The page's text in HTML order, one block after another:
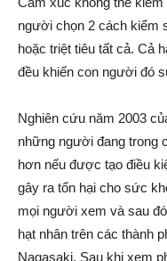
người chọn 2 cách kiểm
hoặc triệt tiêu tất cả. Cả
đều khiến con người đó
Nghiên cứu năm 2003
những người đang trong
hơn nếu được tạo điều
gây ra tổn hại cho sức
mọi người xem và sau
hạt nhân trên các thành
Nagasaki. Sau khi xem